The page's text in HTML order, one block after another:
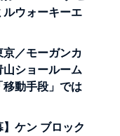
ルウォーキーエ
／モーガンカ
山ショールーム
動手段」では
】ケン ブロック